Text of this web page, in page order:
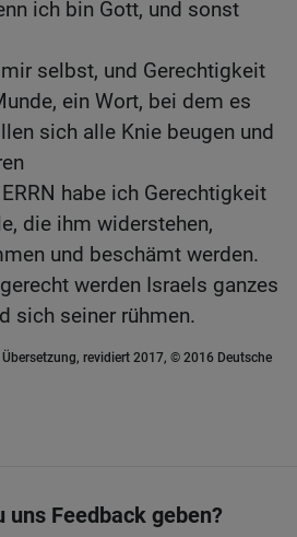
ich bin Gott, und sonst
selbst, und Gerechtigkeit
ein Wort, bei dem es
sich alle Knie beugen und
habe ich Gerechtigkeit
die ihm widerstehen,
und beschämt werden.
werden Israels ganzes
sich seiner rühmen.
revidiert 2017, © 2016 Deutsche
uns Feedback geben?